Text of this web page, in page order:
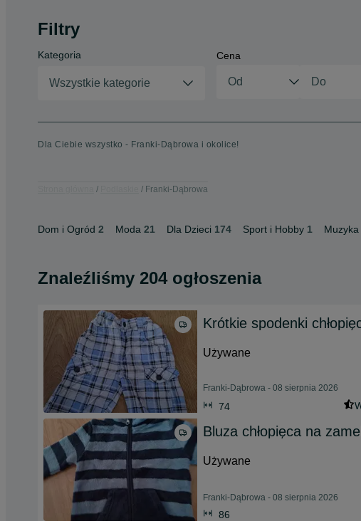
Filtry
Kategoria
Wszystkie kategorie
Cena
Dla Ciebie wszystko - Franki-Dąbrowa i okolice!
Franki-Dąbrowa
Dom i Ogród 2 Moda 21 Dla Dzieci 174 Sport i Hobby 1
Znaleźliśmy 204 ogłoszenia
Krótkie spodenki
Używane
Franki-Dąbrowa - 08 sierpnia 2026
74
Bluza chłopięca na
Używane
Franki-Dąbrowa - 08 sierpnia 2026
86